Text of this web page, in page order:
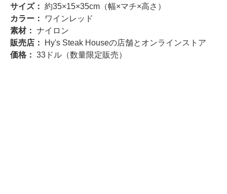
サイズ： 約35×15×35cm（幅×マチ×高さ）
カラー：
ワインレッド
素材： ナイロン
販売店：
Hy's Steak Houseの店舗とオンラインストア
価格： 33ドル（数量限定販売）